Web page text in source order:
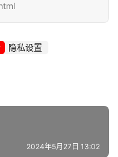
隐私设置
2024年5月27日 13:02